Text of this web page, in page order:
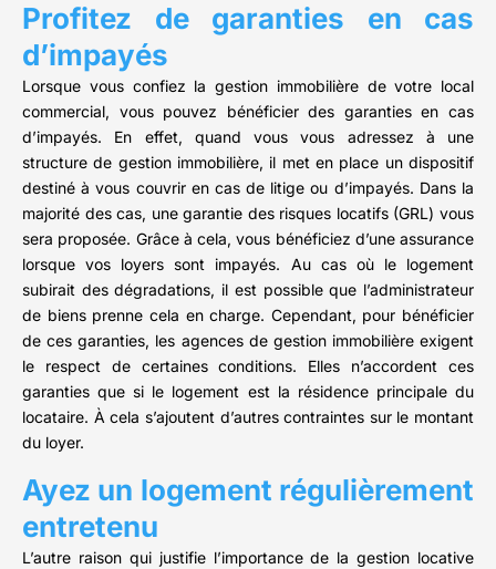
Profitez de garanties en cas
d’impayés
Lorsque vous confiez la gestion immobilière de votre local
commercial, vous pouvez bénéficier des garanties en cas
d’impayés. En effet, quand vous vous adressez à une
structure de gestion immobilière, il met en place un dispositif
destiné à vous couvrir en cas de litige ou d’impayés. Dans la
majorité des cas, une garantie des risques locatifs (GRL) vous
sera proposée. Grâce à cela, vous bénéficiez d’une assurance
lorsque vos loyers sont impayés. Au cas où le logement
subirait des dégradations, il est possible que l’administrateur
de biens prenne cela en charge. Cependant, pour bénéficier
de ces garanties, les agences de gestion immobilière exigent
le respect de certaines conditions. Elles n’accordent ces
garanties que si le logement est la résidence principale du
locataire. À cela s’ajoutent d’autres contraintes sur le montant
du loyer.
Ayez un logement régulièrement
entretenu
L’autre raison qui justifie l’importance de la gestion locative